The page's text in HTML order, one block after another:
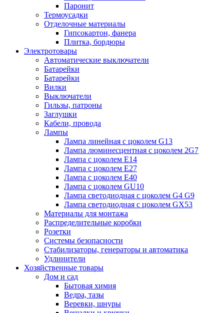
Паронит
Термоусадки
Отделочные материалы
Гипсокартон, фанера
Плитка, бордюры
Электротовары
Автоматические выключатели
Батарейки
Батарейки
Вилки
Выключатели
Гильзы, патроны
Заглушки
Кабели, провода
Лампы
Лампа линейная с цоколем G13
Лампа люминесцентная с цоколем 2G7
Лампа с цоколем E14
Лампа с цоколем E27
Лампа с цоколем E40
Лампа с цоколем GU10
Лампа светодиодная с цоколем G4 G9
Лампа светодиодная с цоколем GX53
Материалы для монтажа
Распределительные коробки
Розетки
Системы безопасности
Стабилизаторы, генераторы и автоматика
Удлинители
Хозяйственные товары
Дом и сад
Бытовая химия
Ведра, тазы
Веревки, шнуры